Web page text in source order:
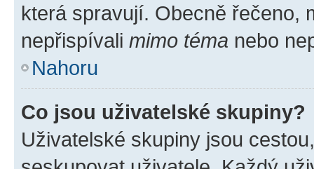
která spravují. Obecně řečeno,
nepřispívali mimo téma nebo
Nahoru
Co jsou uživatelské skupiny?
Uživatelské skupiny jsou